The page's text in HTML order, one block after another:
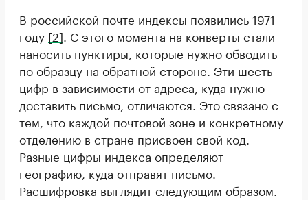
В российской почте индексы появились 1971
году [2]. С этого момента на конверты стали
наносить пунктиры, которые нужно обводить
по образцу на обратной стороне. Эти шесть
цифр в зависимости от адреса, куда нужно
доставить письмо, отличаются. Это связано с
тем, что каждой почтовой зоне и конкретному
отделению в стране присвоен свой код.
Разные цифры индекса определяют
географию, куда отправят письмо.
Расшифровка выглядит следующим образом.